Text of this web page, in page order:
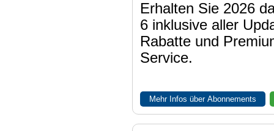
Erhalten Sie 2026
6 inklusive aller
Rabatte und
Service.
Mehr Infos über Abonnements